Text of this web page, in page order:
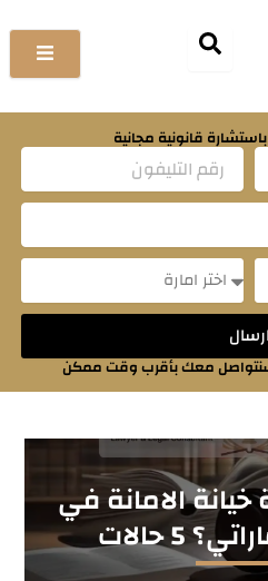
قانونية مجانية
ارسال
معك بأقرب وقت ممكن
الامانة في
5 حالات